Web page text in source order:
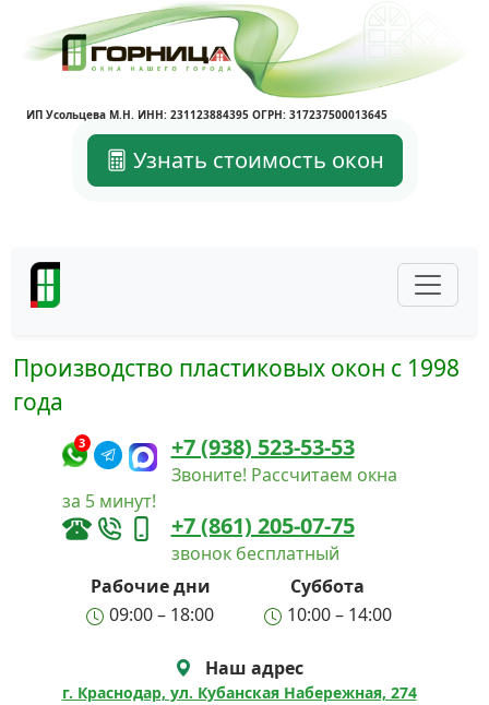
ИП Усольцева М.Н. ИНН: 231123884395 ОГРН: 317237500013645
Узнать стоимость окон
Производство пластиковых окон с 1998
года
3 +7 (938) 523-53-53
Звоните! Рассчитаем окна
за 5 минут!
+7 (861) 205-07-75
звонок бесплатный
Рабочие дни
Суббота
09:00 – 18:00
10:00 – 14:00
Наш адрес
г. Краснодар, ул. Кубанская Набережная, 274